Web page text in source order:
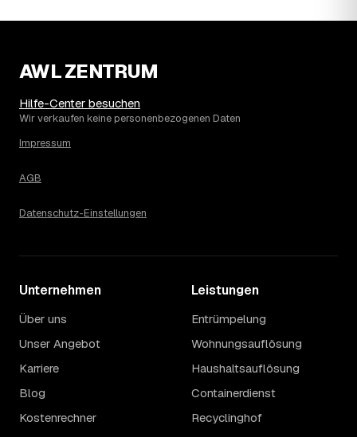
AWL ZENTRUM
Hilfe-Center besuchen
Wir verkaufen keine personenbezogenen Daten
Impressum
AGB
Datenschutz-Einstellungen
Unternehmen
Über uns
Unser Angebot
Karriere
Blog
Kostenrechner
Leistungen
Entrümpelung
Wohnungsauflösung
Haushaltsauflösung
Containerdienst
Recyclinghof